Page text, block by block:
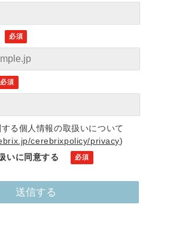
る個人情報の取扱いについて
cerebrixpolicy/privacy)
いに同意する